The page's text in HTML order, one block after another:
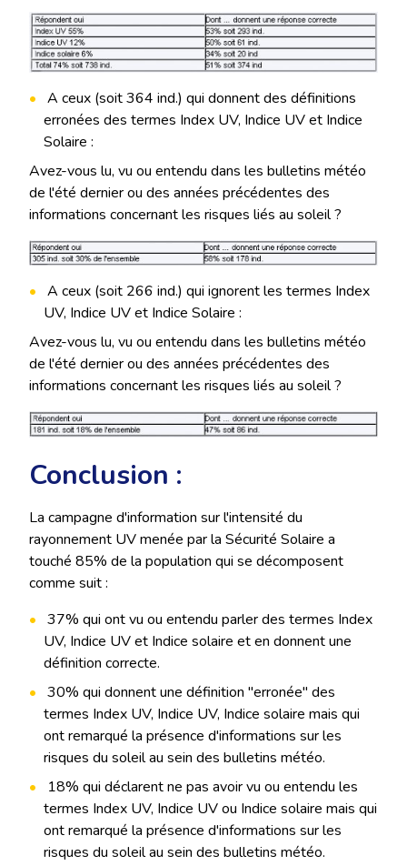
A ceux (soit 364 ind.) qui donnent des définitions
erronées des termes Index UV, Indice UV et Indice
Solaire :
Avez-vous lu, vu ou entendu dans les bulletins météo
de l'été dernier ou des années précédentes des
informations concernant les risques liés au soleil ?
A ceux (soit 266 ind.) qui ignorent les termes Index
UV, Indice UV et Indice Solaire :
Avez-vous lu, vu ou entendu dans les bulletins météo
de l'été dernier ou des années précédentes des
informations concernant les risques liés au soleil ?
Conclusion :
La campagne d'information sur l'intensité du
rayonnement UV menée par la Sécurité Solaire a
touché 85% de la population qui se décomposent
comme suit :
37% qui ont vu ou entendu parler des termes Index
UV, Indice UV et Indice solaire et en donnent une
définition correcte.
30% qui donnent une définition "erronée" des
termes Index UV, Indice UV, Indice solaire mais qui
ont remarqué la présence d'informations sur les
risques du soleil au sein des bulletins météo.
18% qui déclarent ne pas avoir vu ou entendu les
termes Index UV, Indice UV ou Indice solaire mais qui
ont remarqué la présence d'informations sur les
risques du soleil au sein des bulletins météo.